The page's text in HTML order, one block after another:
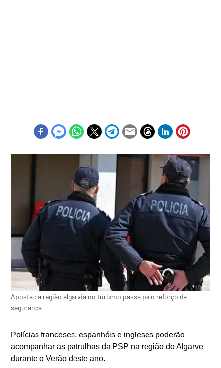
Aposta da região algarvia no turismo passa pelo reforço da
segurança
Polícias franceses, espanhóis e ingleses poderão
acompanhar as patrulhas da PSP na região do Algarve
durante o Verão deste ano.